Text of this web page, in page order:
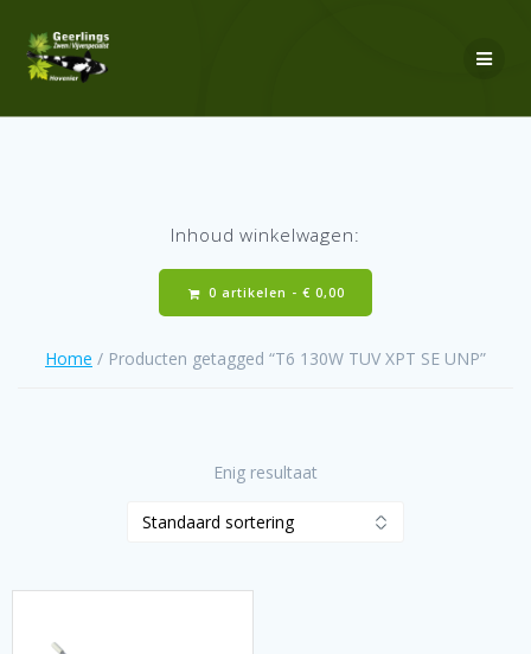
Inhoud winkelwagen:
0 artikelen - € 0,00
Home / Producten getagged “T6 130W TUV XPT SE UNP”
Enig resultaat